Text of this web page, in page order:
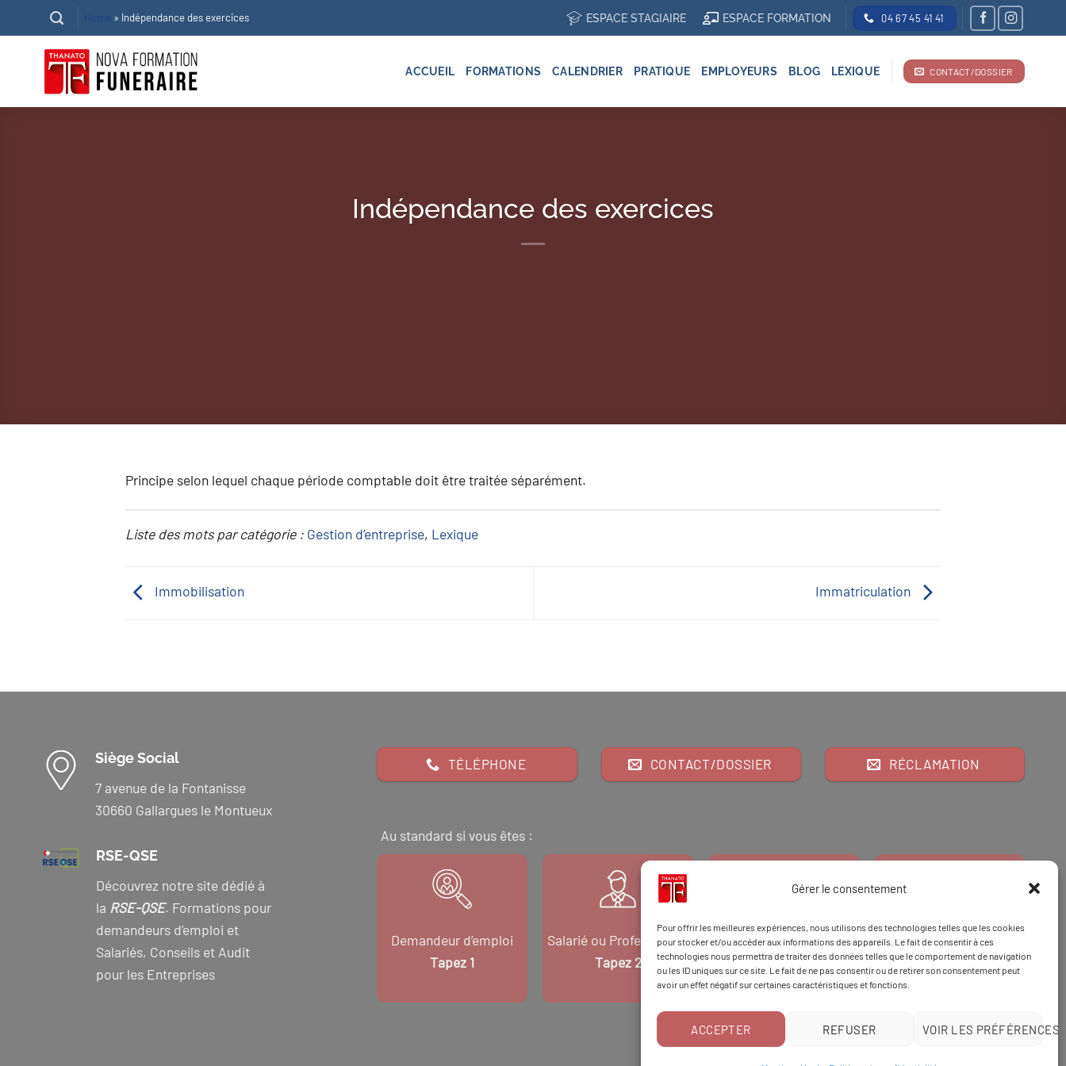
Gérer le consentement
Pour offrir les meilleures expériences, nous utilisons des technologies telles que les cookies
pour stocker et/ou accéder aux informations des appareils. Le fait de consentir à ces
technologies nous permettra de traiter des données telles que le comportement de navigation
ou les ID uniques sur ce site. Le fait de ne pas consentir ou de retirer son consentement peut
avoir un effet négatif sur certaines caractéristiques et fonctions.
ACCEPTER REFUSER VOIR LES PRÉFÉRENCES
au
contenu
» Indépendance des exercices ESPACE STAGIAIRE ESPACE FORMATION 04 67 45 41 41
ACCUEIL FORMATIONS CALENDRIER PRATIQUE EMPLOYEURS BLOG LEXIQUE CONTACT/DOSSIER
Indépendance des exercices
Principe selon lequel chaque période comptable doit être traitée séparément.
Liste des mots par catégorie : Gestion d’entreprise, Lexique
Immobilisation Immatriculation
Siège Social
7 avenue de la Fontanisse
30660 Gallargues le Montueux
RSE-QSE
Découvrez notre site dédié à
la RSE-QSE. Formations pour
demandeurs d’emploi et
Salariés, Conseils et Audit
pour les Entreprises
TÉLÉPHONE CONTACT/DOSSIER RÉCLAMATION
Au standard si vous êtes :
Demandeur d’emploi
Tapez 1
Salarié ou Professionnel
Tapez 2
Financeur
Tapez 3
EtTapez 98pour
une formation